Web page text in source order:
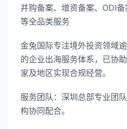
并购备案、增资备案、ODI
等全品类服务
金兔国际专注境外投资领域
的企业出海服务体系，已协
家及地区实现合规经营。
服务团队：深圳总部专业团
构协同配合。